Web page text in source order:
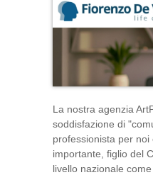
La nostra agenzia
soddisfazione di
professionista per noi
importante, figlio del
livello nazionale